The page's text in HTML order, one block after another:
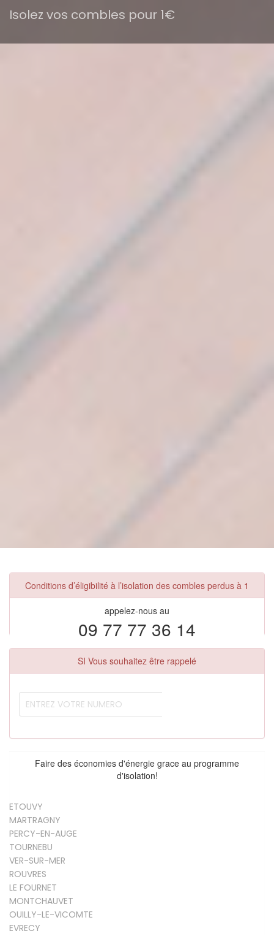
Isolez vos combles pour 1€
Conditions d’éligibilité à l’isolation des combles perdus à 1
appelez-nous au
09 77 77 36 14
SI Vous souhaitez être rappelé
Faire des économies d'énergie grace au programme
d'isolation!
ETOUVY
MARTRAGNY
PERCY-EN-AUGE
TOURNEBU
VER-SUR-MER
ROUVRES
LE FOURNET
MONTCHAUVET
OUILLY-LE-VICOMTE
EVRECY